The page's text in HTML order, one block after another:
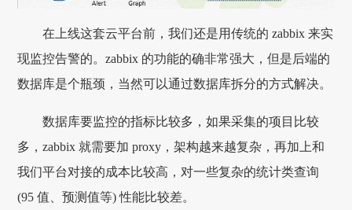
在上线这套云平台前，我们还是用传统的 zabbix 来实
现监控告警的。zabbix 的功能的确非常强大，但是后端的
数据库是个瓶颈，当然可以通过数据库拆分的方式解决。
数据库要监控的指标比较多，如果采集的项目比较
多，zabbix 就需要加 proxy，架构越来越复杂，再加上和
我们平台对接的成本比较高，对一些复杂的统计类查询
(95 值、预测值等) 性能比较差。